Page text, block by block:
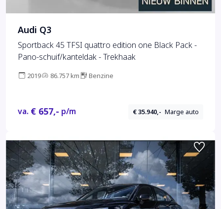
Audi Q3
Sportback 45 TFSI quattro edition one Black Pack -
Pano-schuif/kanteldak - Trekhaak
2019 86.757 km Benzine
va. € 657,- p/m € 35.940,- Marge auto